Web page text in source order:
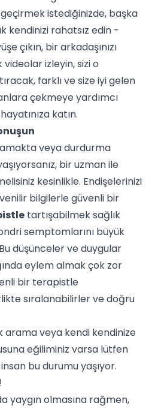
istediğinizde, başka
kendinizi rahatsız edin -
çıkın, bir arkadaşınızı
videolar izleyin, sizi o
farklı ve size iyi gelen
çekmeye yardımcı
katın.
veya durdurma
bir uzman ile
kesinlikle. Endişelerinizi
bilgilerle güvenli bir
tartışabilmek sağlık
semptomlarını büyük
düşünceler ve duygular
eylem almak çok zor
bir terapistle
sıralanabilirler ve doğru
arama veya kendi kendinize
eğiliminiz varsa lütfen
bu durumu yaşıyor.
yaygın olmasına rağmen,